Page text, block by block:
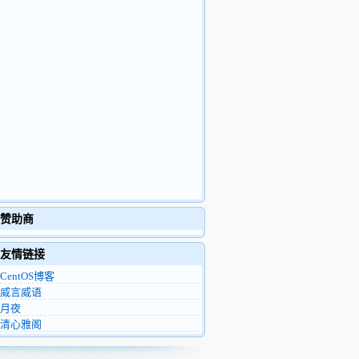
赞助商
友情链接
CentOS博客
威言威语
月夜
清心雅阁